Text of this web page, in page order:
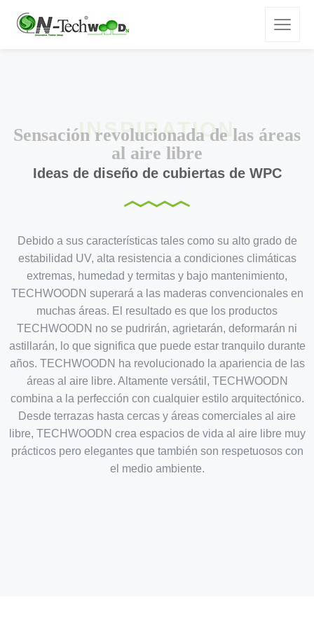
Sensación revolucionada de las áreas
al aire libre
Ideas de diseño de cubiertas de WPC
Debido a sus características tales como su alto grado de
estabilidad UV, alta resistencia a condiciones climáticas
extremas, humedad y termitas y bajo mantenimiento,
TECHWOODN superará a las maderas convencionales en
muchas áreas. El resultado es que los productos
TECHWOODN no se pudrirán, agrietarán, deformarán ni
astillarán, lo que significa que puede estar tranquilo durante
años. TECHWOODN ha revolucionado la apariencia de las
áreas al aire libre. Altamente versátil, TECHWOODN
combina a la perfección con cualquier estilo arquitectónico.
Desde terrazas hasta cercas y áreas comerciales al aire
libre, TECHWOODN crea espacios de vida al aire libre muy
prácticos pero elegantes que también son respetuosos con
el medio ambiente.